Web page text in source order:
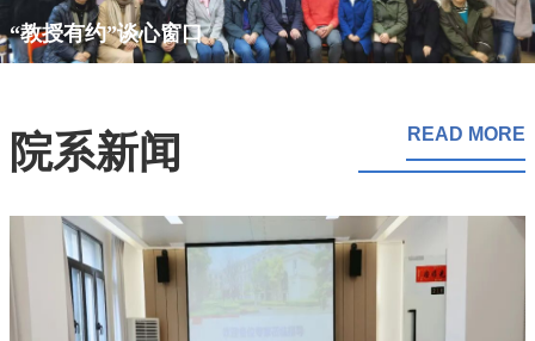
“教授有约”谈心窗口
院系新闻 READ MORE